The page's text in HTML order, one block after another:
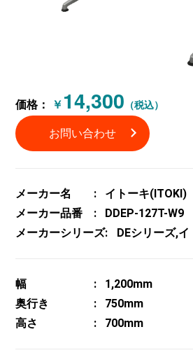
価格： ￥ 14,300 （税込）
お問い合わせ
メーカー名
イトーキ(ITOKI)
メーカー品番
DDEP-127T-W9
メーカーシリーズ
DEシリーズ,イ
幅
1,200mm
奥行き
750mm
高さ
700mm